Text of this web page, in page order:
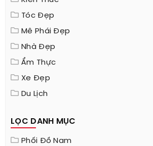
Tóc Đẹp
Mê Phái Đẹp
Nhà Đẹp
Ẩm Thực
Xe Đẹp
Du Lịch
LỌC DANH MỤC
Phối Đồ Nam